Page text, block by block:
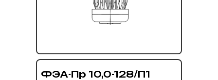
ФЭА-Пр 10,0-128/П1